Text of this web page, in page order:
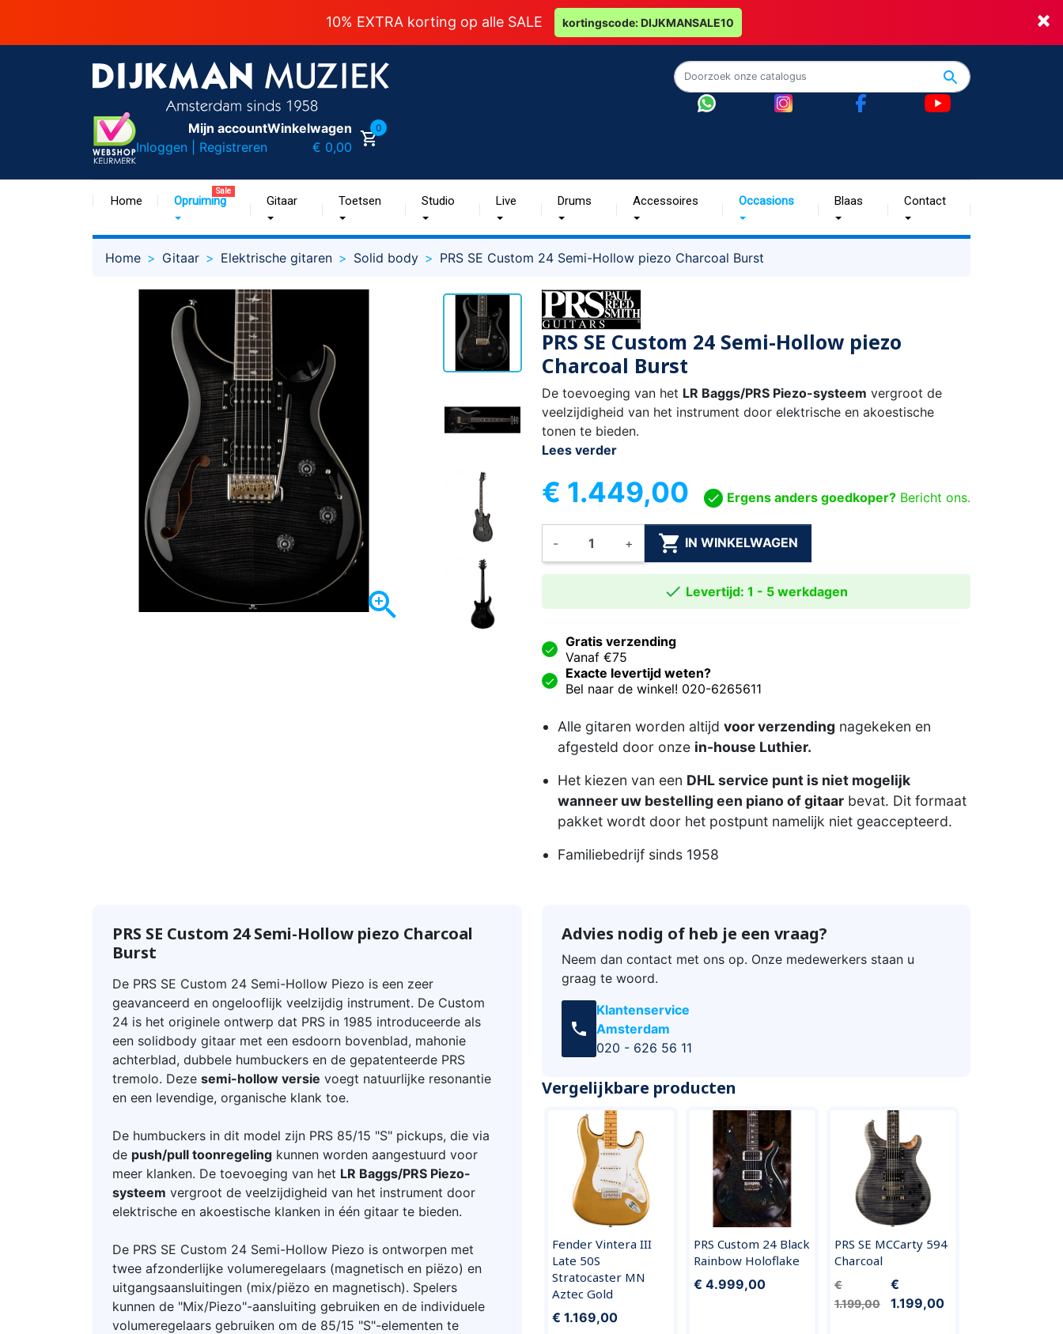
×
10% EXTRA korting op alle SALE kortingscode: DIJKMANSALE10
Mijn account
Inloggen | Registreren
Winkelwagen
€ 0,00
0
Home Opruiming
Sale
Gitaar Toetsen Studio Live Drums Accessoires Occasions Blaas Contact
Home Gitaar Elektrische gitaren Solid body PRS SE Custom 24 Semi-Hollow piezo Charcoal Burst

PRS SE Custom 24 Semi-Hollow piezo
Charcoal Burst
De toevoeging van het LR Baggs/PRS Piezo-systeem vergroot de
veelzijdigheid van het instrument door elektrische en akoestische
tonen te bieden.
Lees verder
€ 1.449,00 Ergens anders goedkoper? Bericht ons.
- +  IN WINKELWAGEN
 Levertijd: 1 - 5 werkdagen
Gratis verzending
Vanaf €75
Exacte levertijd weten?
Bel naar de winkel! 020-6265611
Alle gitaren worden altijd voor verzending nagekeken en
afgesteld door onze in-house Luthier.
Het kiezen van een DHL service punt is niet mogelijk
wanneer uw bestelling een piano of gitaarbevat. Dit formaat
pakket wordt door het postpunt namelijk niet geaccepteerd.
Familiebedrijf sinds 1958
PRS SE Custom 24 Semi-Hollow piezo Charcoal
Burst
De PRS SE Custom 24 Semi-Hollow Piezo is een zeer
geavanceerd en ongelooflijk veelzijdig instrument. De Custom
24 is het originele ontwerp dat PRS in 1985 introduceerde als
een solidbody gitaar met een esdoorn bovenblad, mahonie
achterblad, dubbele humbuckers en de gepatenteerde PRS
tremolo. Deze semi-hollow versie voegt natuurlijke resonantie
en een levendige, organische klank toe.
De humbuckers in dit model zijn PRS 85/15 "S" pickups, die via
de push/pull toonregeling kunnen worden aangestuurd voor
meer klanken. De toevoeging van het LR Baggs/PRS Piezo-
systeem vergroot de veelzijdigheid van het instrument door
elektrische en akoestische klanken in één gitaar te bieden.
De PRS SE Custom 24 Semi-Hollow Piezo is ontworpen met
twee afzonderlijke volumeregelaars (magnetisch en piëzo) en
uitgangsaansluitingen (mix/piëzo en magnetisch). Spelers
kunnen de "Mix/Piezo"-aansluiting gebruiken en de individuele
volumeregelaars gebruiken om de 85/15 "S"-elementen te
Advies nodig of heb je een vraag?
Neem dan contact met ons op. Onze medewerkers staan u
graag te woord.
call
Klantenservice
Amsterdam
020 - 626 56 11
Vergelijkbare producten
Fender Vintera III
Late 50S
Stratocaster MN
Aztec Gold
€ 1.169,00
PRS Custom 24 Black
Rainbow Holoflake
€ 4.999,00
PRS SE MCCarty 594
Charcoal
€
1.199,00
€
1.199,00